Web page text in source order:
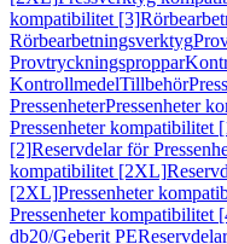
kompatibilitet [3]
Rörbearbetningsverktyg
Provtryckningsproppar
KontrollmedelTillbehör
PressenheterPressenheter
Pressenheter kompatibilitet
[2]Reservdelar för
kompatibilitet [2XL]
[2XL]Pressenheter
Pressenheter kompatibilitet
db20/Geberit PE